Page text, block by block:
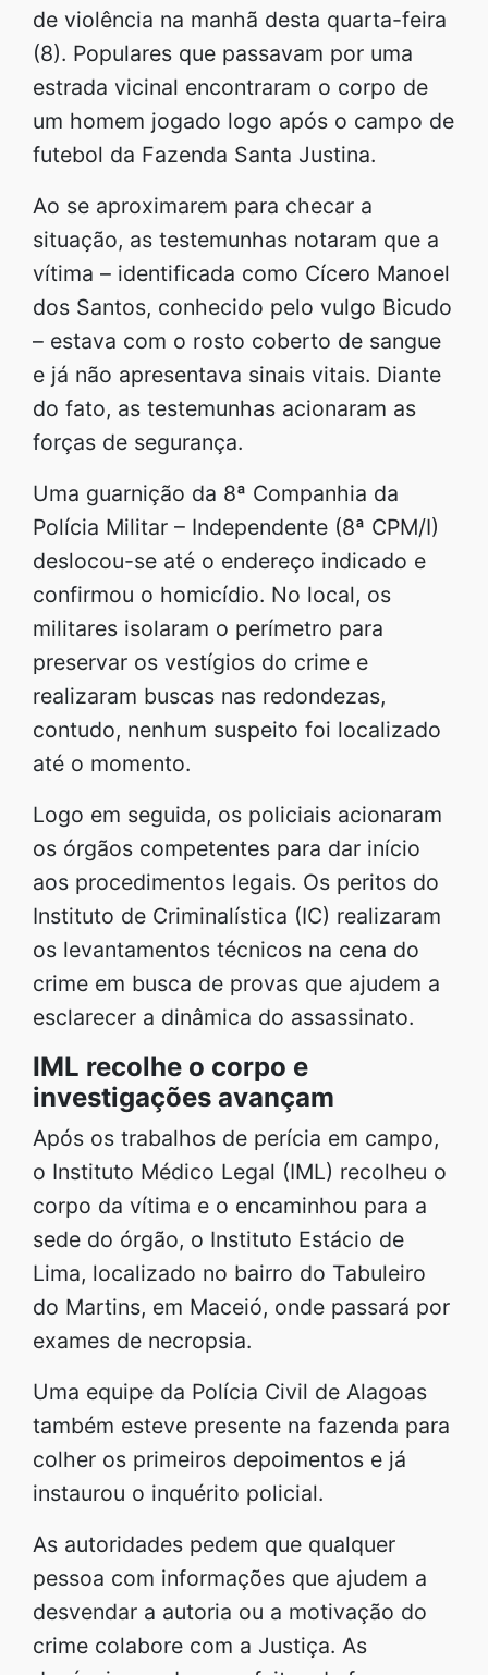
de violência na manhã desta quarta-feira
(8). Populares que passavam por uma
estrada vicinal encontraram o corpo de
um homem jogado logo após o campo de
futebol da Fazenda Santa Justina.
Ao se aproximarem para checar a
situação, as testemunhas notaram que a
vítima – identificada como Cícero Manoel
dos Santos, conhecido pelo vulgo Bicudo
– estava com o rosto coberto de sangue
e já não apresentava sinais vitais. Diante
do fato, as testemunhas acionaram as
forças de segurança.
Uma guarnição da 8ª Companhia da
Polícia Militar – Independente (8ª CPM/I)
deslocou-se até o endereço indicado e
confirmou o homicídio. No local, os
militares isolaram o perímetro para
preservar os vestígios do crime e
realizaram buscas nas redondezas,
contudo, nenhum suspeito foi localizado
até o momento.
Logo em seguida, os policiais acionaram
os órgãos competentes para dar início
aos procedimentos legais. Os peritos do
Instituto de Criminalística (IC) realizaram
os levantamentos técnicos na cena do
crime em busca de provas que ajudem a
esclarecer a dinâmica do assassinato.
IML recolhe o corpo e
investigações avançam
Após os trabalhos de perícia em campo,
o Instituto Médico Legal (IML) recolheu o
corpo da vítima e o encaminhou para a
sede do órgão, o Instituto Estácio de
Lima, localizado no bairro do Tabuleiro
do Martins, em Maceió, onde passará por
exames de necropsia.
Uma equipe da Polícia Civil de Alagoas
também esteve presente na fazenda para
colher os primeiros depoimentos e já
instaurou o inquérito policial.
As autoridades pedem que qualquer
pessoa com informações que ajudem a
desvendar a autoria ou a motivação do
crime colabore com a Justiça. As